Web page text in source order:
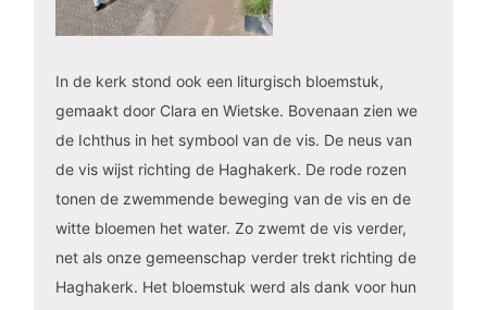
In de kerk stond ook een liturgisch bloemstuk,
gemaakt door Clara en Wietske. Bovenaan zien we
de Ichthus in het symbool van de vis. De neus van
de vis wijst richting de Haghakerk. De rode rozen
tonen de zwemmende beweging van de vis en de
witte bloemen het water. Zo zwemt de vis verder,
net als onze gemeenschap verder trekt richting de
Haghakerk. Het bloemstuk werd als dank voor hun